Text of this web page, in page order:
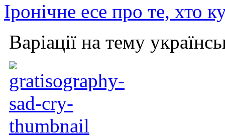
Іронічне есе про те, хто
Варіації на тему